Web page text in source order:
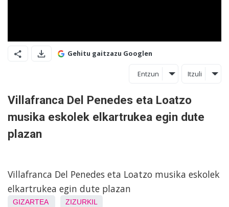
Gehitu gaitzazu Googlen
Entzun Itzuli
Villafranca Del Penedes eta Loatzo
musika eskolek elkartrukea egin dute
plazan
Villafranca Del Penedes eta Loatzo musika eskolek
elkartrukea egin dute plazan
GIZARTEA ZIZURKIL